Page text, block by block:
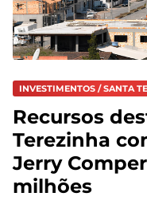
INVESTIMENTOS / SANTA
Recursos
Terezinha
Jerry
milhões